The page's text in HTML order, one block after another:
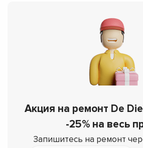
Акция на ремонт De
-25% на весь
Запишитесь на ремонт